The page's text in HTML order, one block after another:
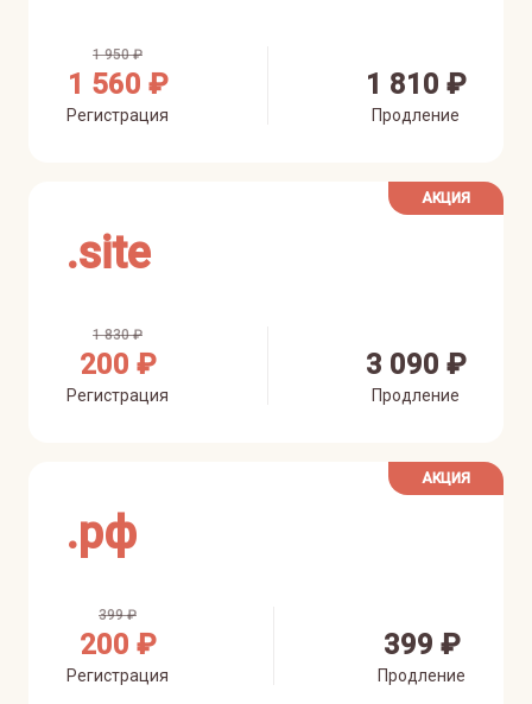
1 950 ₽
1 560 ₽
Регистрация
1 810 ₽
Продление
АКЦИЯ
.site
1 830 ₽
200 ₽
Регистрация
3 090 ₽
Продление
АКЦИЯ
.рф
399 ₽
200 ₽
Регистрация
399 ₽
Продление